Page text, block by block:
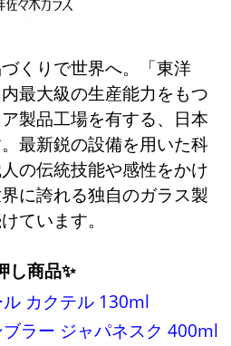
くりで世界へ。「東洋
最大級の生産能力をもつ
製品工場を有する、日本
最新鋭の設備を用いた科
の伝統技能や感性をかけ
に誇れる独自のガラス製
ています。
し商品✨
ル カクテル 130ml
ブラー ジャパネスク 400ml